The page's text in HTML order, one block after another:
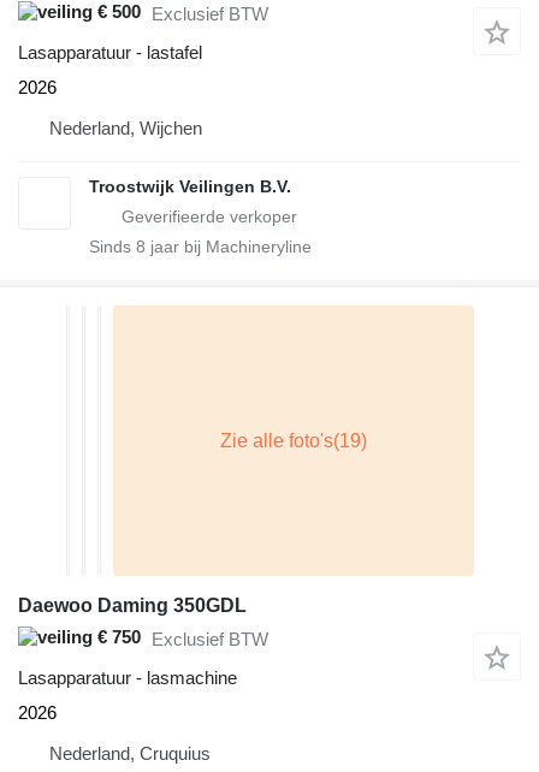
€ 500 Exclusief BTW
Lasapparatuur - lastafel
2026
Nederland, Wijchen
Troostwijk Veilingen B.V.
Sinds 8 jaar bij Machineryline
Daewoo Daming 350GDL
€ 750 Exclusief BTW
Lasapparatuur - lasmachine
2026
Nederland, Cruquius